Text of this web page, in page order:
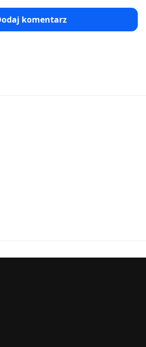
komentarz